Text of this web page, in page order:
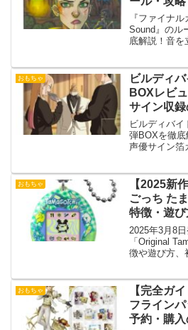
まとめ
『ファイナ
Sound』のル
底解説！音を
おもちゃ
ビルディ
BOXレビ
サイン収
ビルディバイ
弾BOXを徹
声優サイン箔
おもちゃ
【2025新
ごっち た
特徴・遊
2025年3月8
「Original
徴や遊び方、
おもちゃ
【完全ガ
フラインパ
予約・購